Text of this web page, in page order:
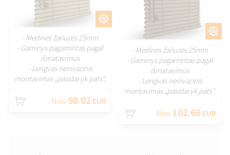
PRITAIKYTI
- Medinės žaliuzės 25mm
- Gaminys pagamintas pagal
išmatavimus
- Lengvas neinvazinis
montavimas „pasidaryk pats“.
Nuo 98.02 EUR
PRITAIKYTI
- Medinės žaliuzės 25mm
- Gaminys pagamintas pagal
išmatavimus
- Lengvas neinvazinis
montavimas „pasidaryk pats“.
Nuo 102.66 EUR